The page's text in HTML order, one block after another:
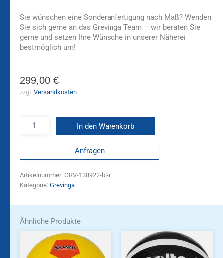
Sie wünschen eine Sonderanfertigung nach Maß? Wenden
Sie sich gerne an das Grevinga Team – wir beraten Sie
gerne und setzen Ihre Wünsche in unserer Näherei
bestmöglich um!
299,00 €
zzgl. Versandkosten
In den Warenkorb
Anfragen
Artikelnummer: GRV-138922-bl-r
Kategorie: Grevinga
Ähnliche Produkte